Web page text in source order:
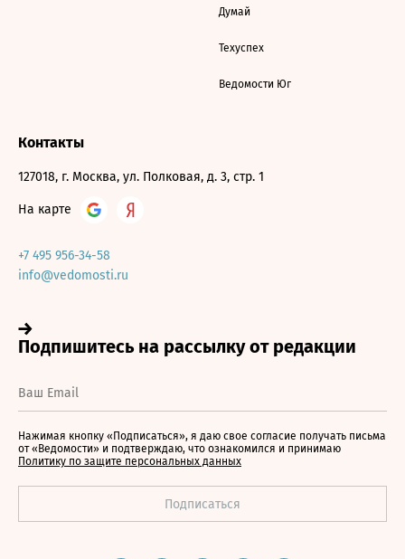
Думай
Техуспех
Ведомости Юг
Контакты
127018, г. Москва, ул. Полковая, д. 3, стр. 1
На карте
+7 495 956-34-58
info@vedomosti.ru
Нажимая кнопку «Подписаться», я даю свое согласие получать письма
от «Ведомости» и подтверждаю, что ознакомился и принимаю
Политику по защите персональных данных